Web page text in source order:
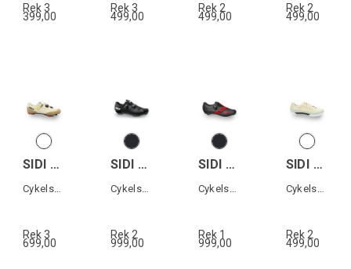
Rek 3
399,00
Rek 3
499,00
Rek 2
499,00
Rek 2
499,00
SIDI PHYSIS
Cykelsko MTB
Rek 3
699,00
SIDI MTB EAGLE 10
Cykelsko MTB
Rek 2
999,00
SIDI PRIMA
Cykelsko landsväg
Rek 1
999,00
SIDI ASPER LACES
Cykelsko Grusväg
Rek 2
499,00